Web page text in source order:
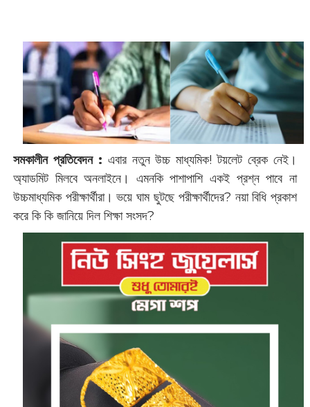
সমকালীন প্রতিবেদন : এবার নতুন উচ্চ মাধ্যমিক! টয়লেট ব্রেক নেই।
অ্যাডমিট মিলবে অনলাইনে। এমনকি পাশাপাশি একই প্রশ্ন পাবে না
উচ্চমাধ্যমিক পরীক্ষার্থীরা। ভয়ে ঘাম ছুটছে পরীক্ষার্থীদের? নয়া বিধি প্রকাশ
করে কি কি জানিয়ে দিল শিক্ষা সংসদ?